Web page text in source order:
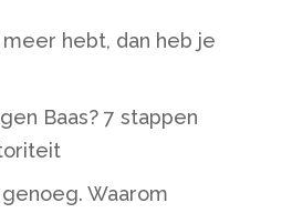
hebt, dan heb je
Baas? 7 stappen
Waarom